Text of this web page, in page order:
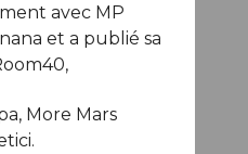
avec MP
et a publié sa
More Mars